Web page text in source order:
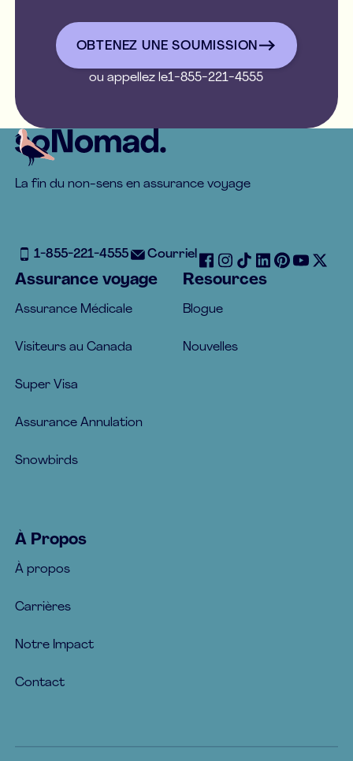
OBTENEZ UNE
OBTENEZ UNE SOUMISSION
ou appellez le1-855-221-4555
Footer
La fin du non-sens en assurance voyage
1-855-221-4555 Courriel
Assurance voyage
Assurance Médicale
Visiteurs au Canada
Super Visa
Assurance Annulation
Snowbirds
Resources
Blogue
Nouvelles
À Propos
À propos
Carrières
Notre Impact
Contact